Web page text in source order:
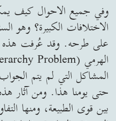
وفي جميع الاحوال كيف
الاختلافات الكبيرة؟ وهو
على طرحه. وقد عُرفت هذه
المشاكل التي لم يتم
حتى يومنا هذا. ومن آثار
بين قوى الطبيعة، ومنها